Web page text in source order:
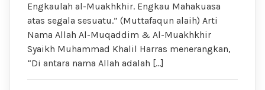
Engkaulah al-Muakhkhir. Engkau Mahakuasa
atas segala sesuatu.” (Muttafaqun alaih) Arti
Nama Allah Al-Muqaddim & Al-Muakhkhir
Syaikh Muhammad Khalil Harras menerangkan,
“Di antara nama Allah adalah […]